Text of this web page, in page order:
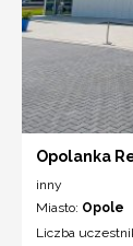
Opolanka
inny
Miasto: Opole
Liczba